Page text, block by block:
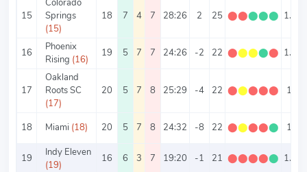
15
Springs
(15)
18 7 4 7 28:26 2 25 ⬤⬤⬤⬤⬤ 1.39
16
Phoenix
Rising (16)
19 5 7 7 24:26 -2 22 ⬤⬤⬤⬤⬤ 1.16
17
Oakland
Roots SC
(17)
20 5 7 8 25:29 -4 22 ⬤⬤⬤⬤⬤ 1.1
18 Miami (18) 20 5 7 8 24:32 -8 22 ⬤⬤⬤⬤⬤ 1.1
19
Indy Eleven
(19)
16 6 3 7 19:20 -1 21 ⬤⬤⬤⬤⬤ 1.31